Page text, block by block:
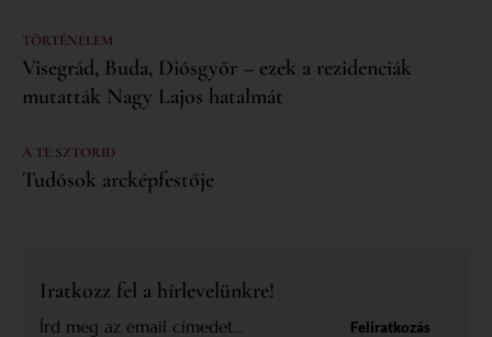
TÖRTÉNELEM
Visegrád, Buda, Diósgyőr – ezek a rezidenciák
mutatták Nagy Lajos hatalmát
A TE SZTORID
Tudósok arcképfestője
Iratkozz fel a hírlevelünkre!
Feliratkozás